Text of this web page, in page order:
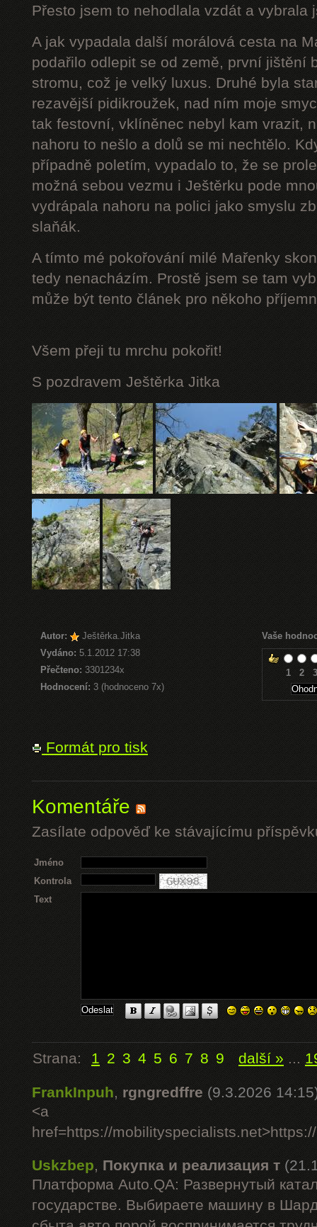
Přesto jsem to nehodlala vzdát a vybrala
A jak vypadala další morálová cesta na
podařilo odlepit se od země, první jištění
stromu, což je velký luxus. Druhé byla
rezavější pidikroužek, nad ním moje
tak festovní, vklíněnec nebyl kam vrazit,
nahoru to nešlo a dolů se mi nechtělo.
případně poletím, vypadalo to, že se
možná sebou vezmu i Ještěrku pode
vydrápala nahoru na polici jako smyslu
slaňák.
A tímto mé pokořování milé Mařenky
tedy nenacházím. Prostě jsem se tam
může být tento článek pro někoho
Všem přeji tu mrchu pokořit!
S pozdravem Ještěrka Jitka
Autor:
Ještěrka.Jitka
Vydáno: 5.1.2012 17:38
Přečteno: 3301234x
Hodnocení: 3 (hodnoceno 7x)
Vaše
1 2 3
Formát pro tisk
Komentáře
Zasílate odpověď ke stávajícímu
Jméno
Kontrola
Text
Strana: 1 2 3 4 5 6 7 8 9 další » ...
FrankInpuh, rgngredffre (9.3.2026
<a
href=https://
Uskzbep, Покупка и реализация т
Платформа Auto.QA: Развернутый
государстве. Выбираете машину в